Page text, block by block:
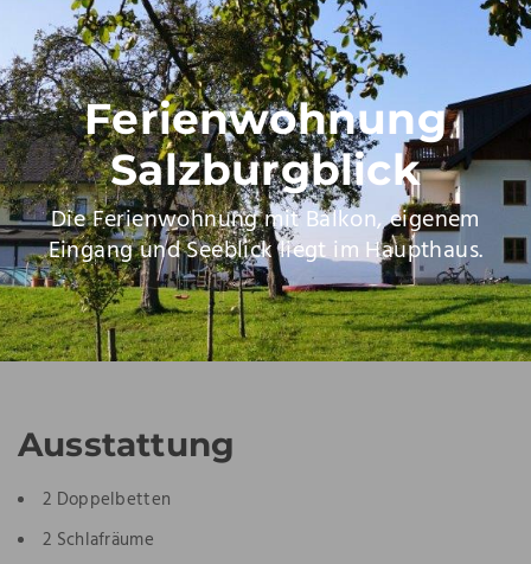
Ferienwohnung
Salzburgblick
Die Ferienwohnung mit Balkon, eigenem
Eingang und Seeblick liegt im Haupthaus.
Ausstattung
2 Doppelbetten
2 Schlafräume